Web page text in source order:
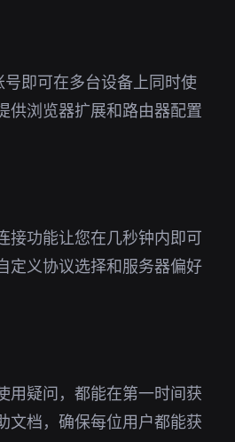
即可在多台设备上同时使
供浏览器扩展和路由器配置
接功能让您在几秒钟内即可
定义协议选择和服务器偏好
用疑问，都能在第一时间获
文档，确保每位用户都能获